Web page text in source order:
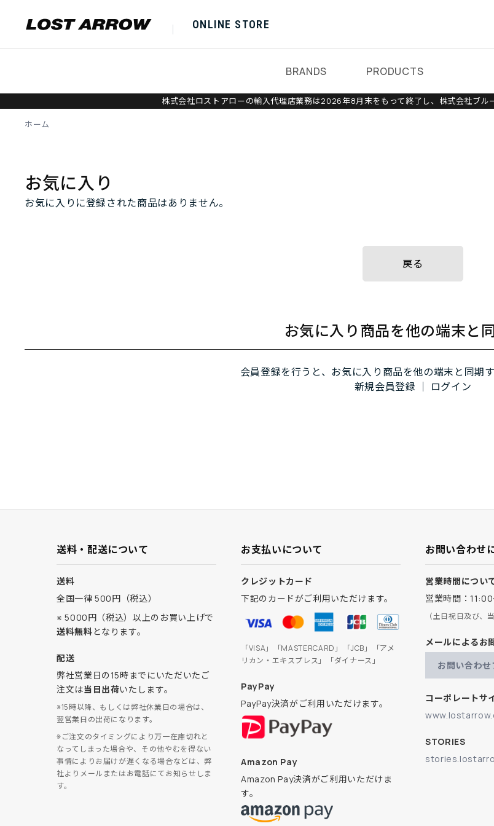
ONLINE STORE
BRANDS PRODUCTS
株式会社ロストアローの輸入代理店業務は2026年8月末をもって終了し、株式会社ブル
ホーム
お気に入り
お気に入りに登録された商品はありません。
戻る
お気に入り商品を他の端末と
会員登録を行うと、お気に入り商品を他の端末と同期
新規会員登録
ログイン
送料・配送について
送料
全国一律 500円（税込）
※ 5000円（税込）以上のお買い上げで
送料無料となります。
配送
弊社営業日の15時までにいただいたご
注文は当日出荷いたします。
※15時以降、もしくは弊社休業日の場合は、
翌営業日の出荷になります。
※ご注文のタイミングにより万一在庫切れと
なってしまった場合や、その他やむを得ない
事情によりお届けが遅くなる場合などは、弊
社よりメールまたはお電話にてお知らせしま
す。
お支払いについて
クレジットカード
下記のカードがご利用いただけます。
「VISA」「MASTERCARD」「JCB」「アメ
リカン・エキスプレス」「ダイナース」
PayPay
PayPay決済がご利用いただけます。
Amazon Pay
Amazon Pay決済がご利用いただけま
す。
お問い合わせ
営業時間につい
営業時間：
（土日祝日及び、
メールによるお
お問い合わせ
コーポレートサ
STORIES